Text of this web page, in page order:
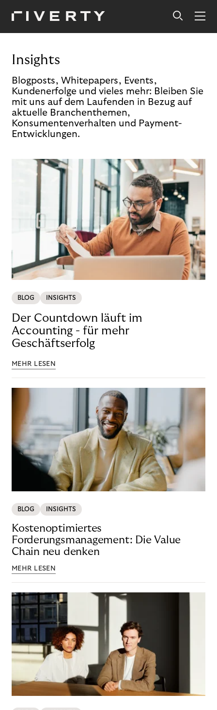
Insights
Blogposts, Whitepapers, Events,
Kundenerfolge und vieles mehr: Bleiben Sie
mit uns auf dem Laufenden in Bezug auf
aktuelle Branchenthemen,
Konsumentenverhalten und Payment-
Entwicklungen.
BLOG INSIGHTS
Der Countdown läuft im
Accounting - für mehr
Geschäftserfolg
MEHR LESEN
BLOG INSIGHTS
Kostenoptimiertes
Forderungsmanagement: Die Value
Chain neu denken
MEHR LESEN